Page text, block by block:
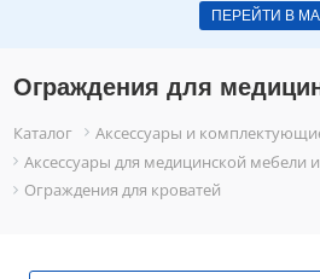
ПЕРЕЙТИ В
Ограждения для
Каталог
Аксессуары и
Аксессуары для медицинской мебели
Ограждения для кроватей